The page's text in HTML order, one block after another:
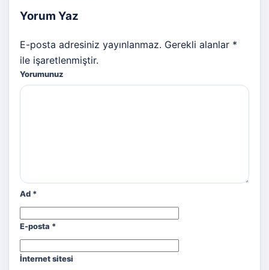
Yorum Yaz
E-posta adresiniz yayınlanmaz. Gerekli alanlar *
ile işaretlenmiştir.
Yorumunuz
Ad *
E-posta *
İnternet sitesi